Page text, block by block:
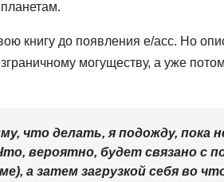
книгу до появления e/acc. Но
могуществу, а уже
что делать, я подожду, пока
вероятно, будет связано с
а затем загрузкой себя во